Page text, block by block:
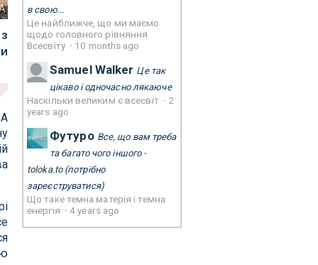
в свою...
Це найближче, що ми маємо
щодо головного рівняння
Всесвіту · 10 months ago
Samuel Walker Це так
цікаво і одночасно лякаюче
Наскільки великим є всесвіт · 2
years ago
Футуро Все, що вам треба
та багато чого іншого -
toloka.to(потрібно
зареєструватися)
Що таке темна матерія і темна
енергія ·4 years ago